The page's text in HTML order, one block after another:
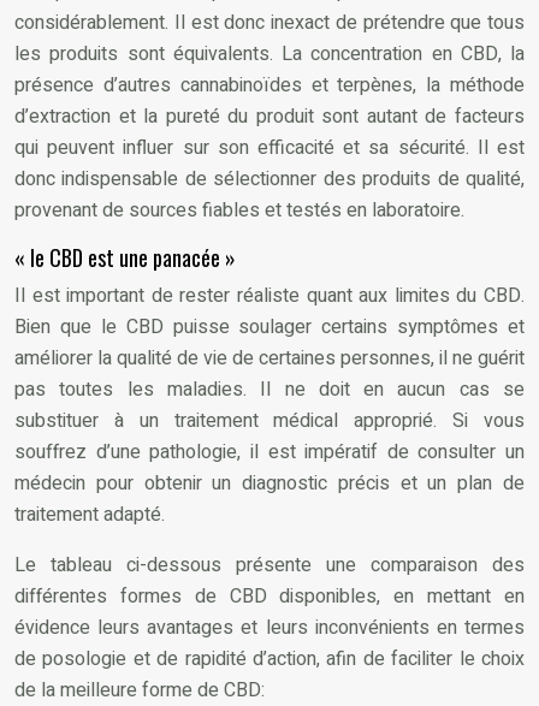
considérablement. Il est donc inexact de prétendre que tous
les produits sont équivalents. La concentration en CBD, la
présence d’autres cannabinoïdes et terpènes, la méthode
d’extraction et la pureté du produit sont autant de facteurs
qui peuvent influer sur son efficacité et sa sécurité. Il est
donc indispensable de sélectionner des produits de qualité,
provenant de sources fiables et testés en laboratoire.
« le CBD est une panacée »
Il est important de rester réaliste quant aux limites du CBD.
Bien que le CBD puisse soulager certains symptômes et
améliorer la qualité de vie de certaines personnes, il ne guérit
pas toutes les maladies. Il ne doit en aucun cas se
substituer à un traitement médical approprié. Si vous
souffrez d’une pathologie, il est impératif de consulter un
médecin pour obtenir un diagnostic précis et un plan de
traitement adapté.
Le tableau ci-dessous présente une comparaison des
différentes formes de CBD disponibles, en mettant en
évidence leurs avantages et leurs inconvénients en termes
de posologie et de rapidité d’action, afin de faciliter le choix
de la meilleure forme de CBD: